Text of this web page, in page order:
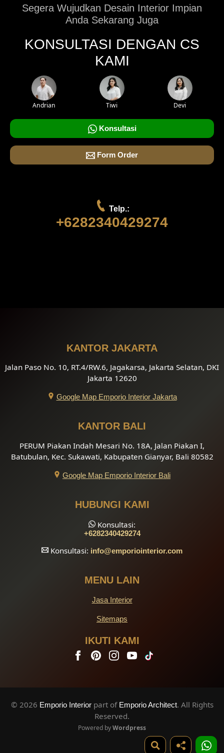
Segera Wujudkan Desain Interior Impian
Anda Sekarang Juga
KONSULTASI DENGAN CS
KAMI
Andrian Tiwi Devi
Konsultasi
Form Order
Telp.:
+6282340429274
KANTOR JAKARTA
Jalan Paso No. 10, RT.4/RW.6, Jagakarsa, Jakarta Selatan, DKI
Jakarta 12620
Google Map Emporio Interior Jakarta
KANTOR BALI
PERUM Piakan Indah Mesari No. 18A, Jalan Piakan I,
Batubulan, Kec. Sukawati, Kabupaten Gianyar, Bali 80582
Google Map Emporio Interior Bali
HUBUNGI KAMI
Konsultasi:
+6282340429274
Konsultasi: info@emporiointerior.com
MENU LAIN
Jasa Interior
Sitemaps
IKUTI KAMI
© 2026 Emporio Interiorpart of Emporio Architect. All Rights
Reserved.
Powered byWordpress